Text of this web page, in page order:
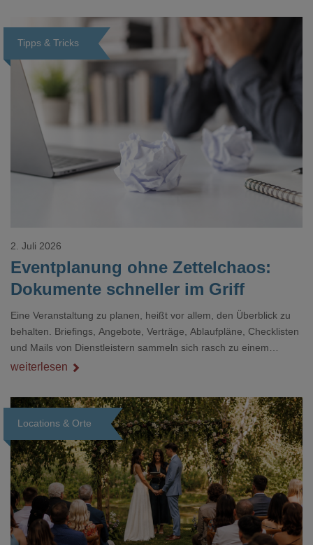
Tipps & Tricks
Loading...
Eventplanung ohne Zettelchaos:
Dokumente schneller im Griff
2. Juli 2026
Eine Veranstaltung zu planen, heißt vor allem, den Überblick zu
behalten. Briefings, Angebote, Verträge, Ablaufpläne, Checklisten
und Mails von Dienstleistern sammeln sich rasch zu einem
unübersichtlichen Stapel. Wer schon einmal kurz vor einem Event
Dokument gesucht hat, kennt das mulmige Gefühl.
weiterlesen
Locations & Orte
Loading...